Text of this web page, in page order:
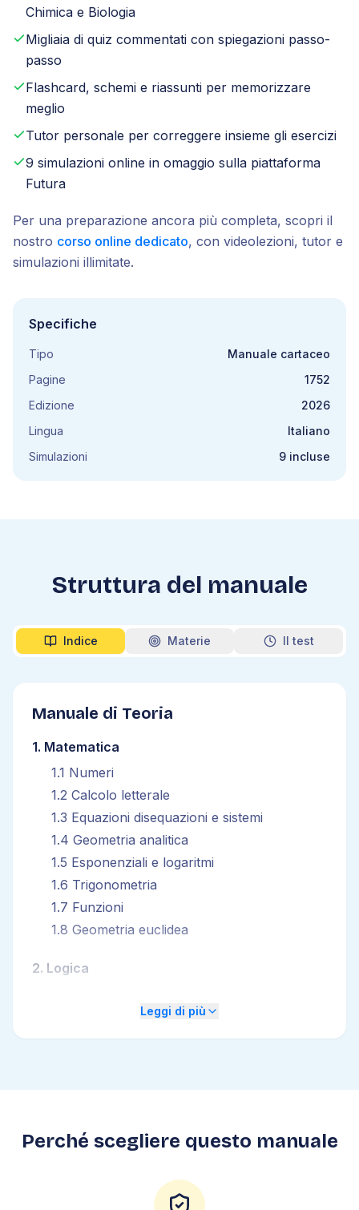
Chimica e Biologia
Migliaia di quiz commentati con spiegazioni passo-
passo
Flashcard, schemi e riassunti per memorizzare
meglio
Tutor personale per correggere insieme gli esercizi
9 simulazioni online in omaggio sulla piattaforma
Futura
Per una preparazione ancora più completa, scopri il
nostro corso online dedicato, con videolezioni, tutor e
simulazioni illimitate.
Specifiche
Tipo
Manuale cartaceo
Pagine
1752
Edizione
2026
Lingua
Italiano
Simulazioni
9 incluse
Struttura del manuale
Indice Materie Il test
Manuale di Teoria
1. Matematica
1.1 Numeri
1.2 Calcolo letterale
1.3 Equazioni disequazioni e sistemi
1.4 Geometria analitica
1.5 Esponenziali e logaritmi
1.6 Trigonometria
1.7 Funzioni
1.8 Geometria euclidea
2. Logica
Problemi di proporzionalità
2.3 Logica numerica
Statistica
2.8 Logica figurativa
Leggi di più
Perché scegliere questo manuale